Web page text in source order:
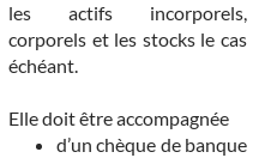
les actifs incorporels,
corporels et les stocks le cas
échéant.
Elle doit être accompagnée
d’un chèque de banque